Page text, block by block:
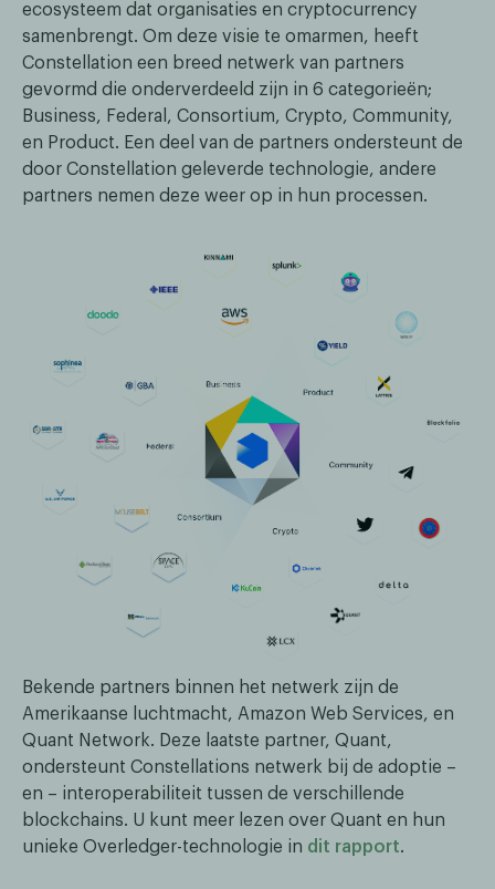
ecosysteem dat organisaties en cryptocurrency
samenbrengt. Om deze visie te omarmen, heeft
Constellation een breed netwerk van partners
gevormd die onderverdeeld zijn in 6 categorieën;
Business, Federal, Consortium, Crypto, Community,
en Product. Een deel van de partners ondersteunt de
door Constellation geleverde technologie, andere
partners nemen deze weer op in hun processen.
Bekende partners binnen het netwerk zijn de
Amerikaanse luchtmacht, Amazon Web Services, en
Quant Network. Deze laatste partner, Quant,
ondersteunt Constellations netwerk bij de adoptie –
en – interoperabiliteit tussen de verschillende
blockchains. U kunt meer lezen over Quant en hun
unieke Overledger-technologie in dit rapport.